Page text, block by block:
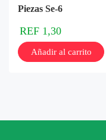
Piezas Se-6
REF 1,30
Añadir al carrito